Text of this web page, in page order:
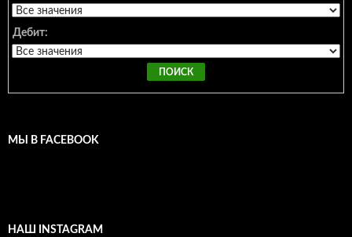
Дебит:
МЫ В FACEBOOK
НАШ INSTAGRAM